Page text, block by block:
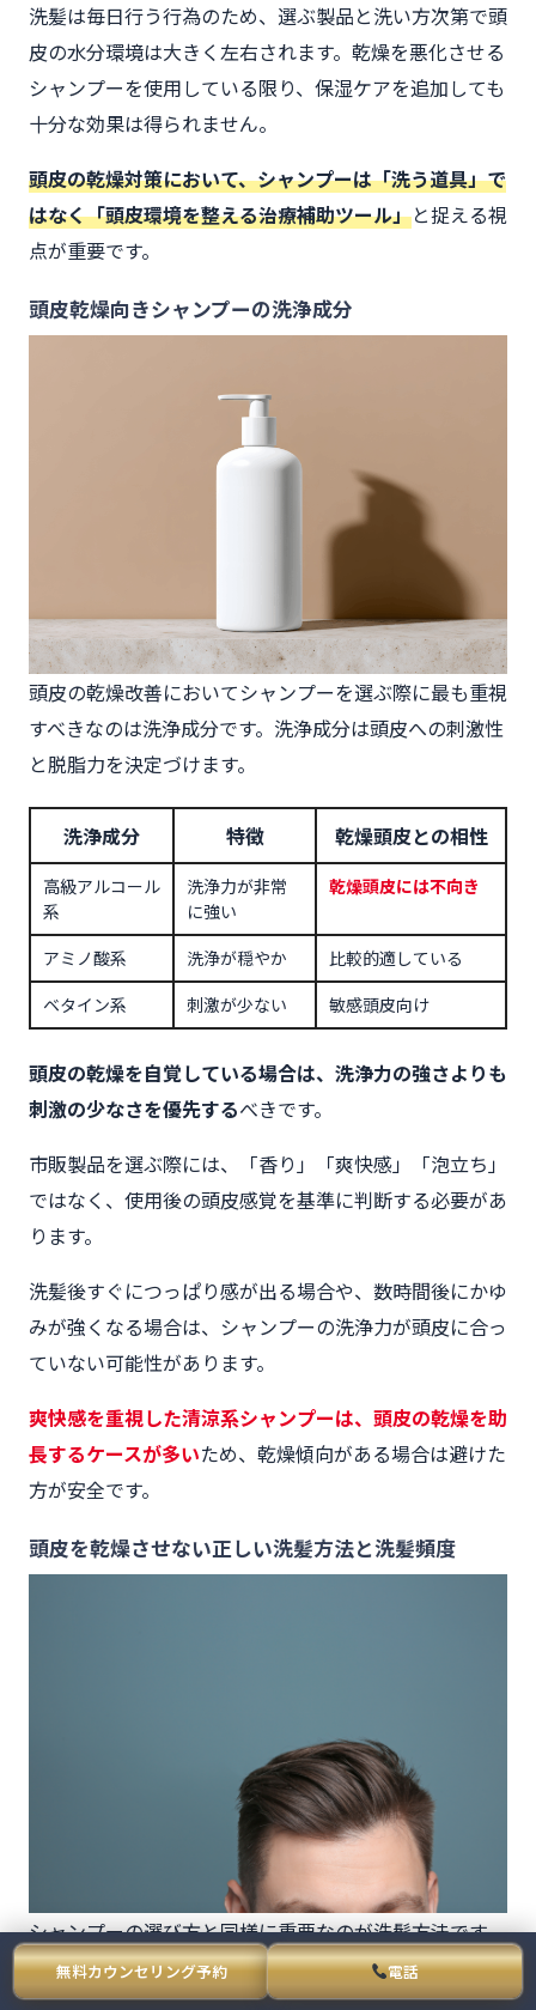
洗髪は毎日行う行為のため、選ぶ製品と洗い方次第で頭
皮の水分環境は大きく左右されます。乾燥を悪化させる
シャンプーを使用している限り、保湿ケアを追加しても
十分な効果は得られません。
頭皮の乾燥対策において、シャンプーは「洗う道具」で
はなく「頭皮環境を整える治療補助ツール」と捉える視
点が重要です。
頭皮乾燥向きシャンプーの洗浄成分
頭皮の乾燥改善においてシャンプーを選ぶ際に最も重視
すべきなのは洗浄成分です。洗浄成分は頭皮への刺激性
と脱脂力を決定づけます。
洗浄成分 特徴 乾燥頭皮との相性
高級アルコール
系
洗浄力が非常
に強い
乾燥頭皮には不向き
アミノ酸系 洗浄が穏やか
比較的適している
ベタイン系
刺激が少ない 敏感頭皮向け
頭皮の乾燥を自覚している場合は、洗浄力の強さよりも
刺激の少なさを優先するべきです。
市販製品を選ぶ際には、「香り」「爽快感」「泡立ち」
ではなく、使用後の頭皮感覚を基準に判断する必要があ
ります。
洗髪後すぐにつっぱり感が出る場合や、数時間後にかゆ
みが強くなる場合は、シャンプーの洗浄力が頭皮に合っ
ていない可能性があります。
爽快感を重視した清涼系シャンプーは、頭皮の乾燥を助
長するケースが多いため、乾燥傾向がある場合は避けた
方が安全です。
頭皮を乾燥させない正しい洗髪方法と洗髪頻度
シャンプーの選び方と同様に重要なのが洗髪方法です。
多くの人が無意識に行っている強い摩擦洗いや熱湯洗髪
は、乾燥を進行させる原因になります。
無料カウンセリング予約 電話